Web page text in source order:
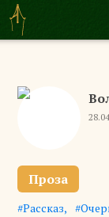
Проза
Рассказ